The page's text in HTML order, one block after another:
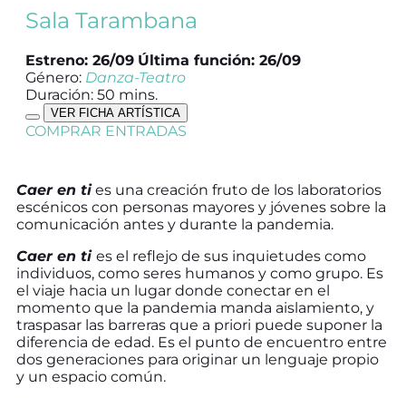
Sala Tarambana
Estreno: 26/09 Última función: 26/09
Género: Danza-Teatro
Duración: 50 mins.
VER FICHA ARTÍSTICA
COMPRAR ENTRADAS
Caer en ties una creación fruto de los laboratorios
escénicos con personas mayores y jóvenes sobre la
comunicación antes y durante la pandemia.
Caer en ti es el reflejo de sus inquietudes como
individuos, como seres humanos y como grupo. Es
el viaje hacia un lugar donde conectar en el
momento que la pandemia manda aislamiento, y
traspasar las barreras que a priori puede suponer la
diferencia de edad. Es el punto de encuentro entre
dos generaciones para originar un lenguaje propio
y un espacio común.